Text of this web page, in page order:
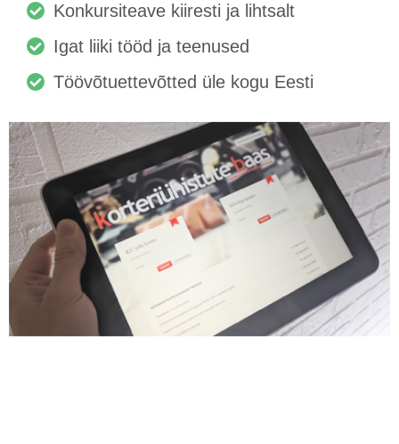
Konkursiteave kiiresti ja lihtsalt
Igat liiki tööd ja teenused
Töövõtuettevõtted üle kogu Eesti